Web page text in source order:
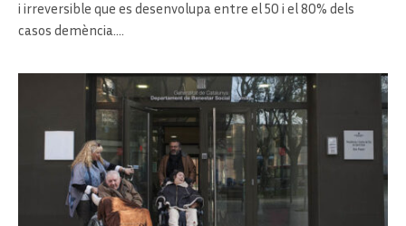
i irreversible que es desenvolupa entre el 50 i el 80% dels
casos demència.…